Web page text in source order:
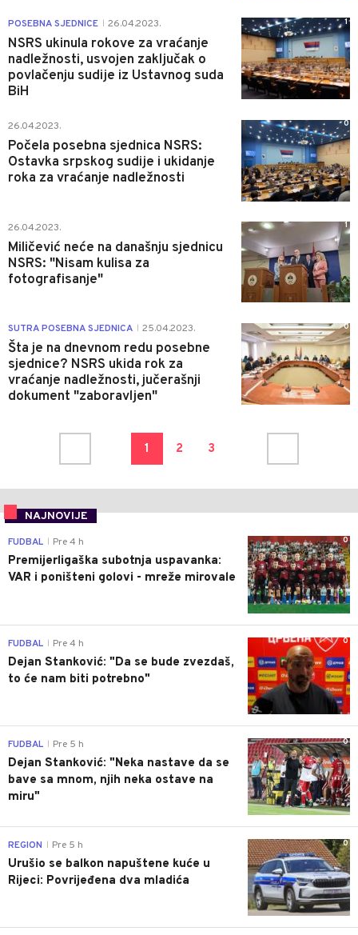
POSEBNA SJEDNICE 26.04.2023.
NSRS ukinula rokove za vraćanje
nadležnosti, usvojen zaključak o
povlačenju sudije iz Ustavnog suda
BiH
1
26.04.2023.
Počela posebna sjednica NSRS:
Ostavka srpskog sudije i ukidanje
roka za vraćanje nadležnosti
0
26.04.2023.
Miličević neće na današnju sjednicu
NSRS: "Nisam kulisa za
fotografisanje"
1
SUTRA POSEBNA SJEDNICA 25.04.2023.
Šta je na dnevnom redu posebne
sjednice? NSRS ukida rok za
vraćanje nadležnosti, jučerašnji
dokument "zaboravljen"
0
1 2 3
NAJNOVIJE
0
FUDBAL Pre 4 h
Premijerligaška subotnja uspavanka:
VAR i poništeni golovi - mreže mirovale
0
FUDBAL Pre 4 h
Dejan Stanković: "Da se bude zvezdaš,
to će nam biti potrebno"
0
FUDBAL Pre 5 h
Dejan Stanković: "Neka nastave da se
bave sa mnom, njih neka ostave na
miru"
0
REGION Pre 5 h
Urušio se balkon napuštene kuće u
Rijeci: Povrijeđena dva mladića